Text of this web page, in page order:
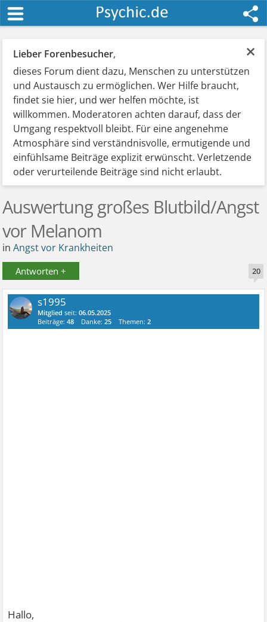
×
Lieber Forenbesucher,
dieses Forum dient dazu, Menschen zu unterstützen
und Austausch zu ermöglichen. Wer Hilfe braucht,
findet sie hier, und wer helfen möchte, ist
willkommen. Moderatoren achten darauf, dass der
Umgang respektvoll bleibt. Für eine angenehme
Atmosphäre sind verständnisvolle, ermutigende und
einfühlsame Beiträge explizit erwünscht. Verletzende
oder verurteilende Beiträge sind nicht erlaubt.
Auswertung großes Blutbild/Angst
vor Melanom
inAngst vor Krankheiten
Antworten + 20
s1995
Mitglied seit:06.05.2025
Beiträge:48 Danke:25 Themen:2
Hallo,